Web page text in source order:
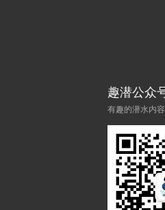
趣潜公众
有趣的潜水内